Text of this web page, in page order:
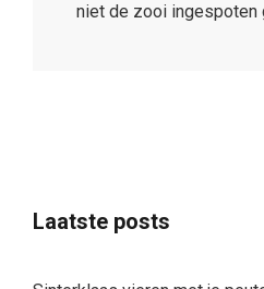
niet de zooi ingespoten
Laatste posts